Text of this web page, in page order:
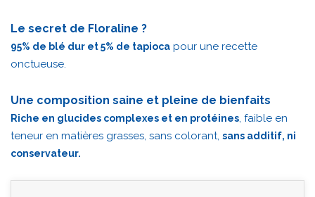
Le secret de Floraline ?
95% de blé dur et 5% de tapioca pour une recette
onctueuse.
Une composition saine et pleine de bienfaits
Riche en glucides complexes et en protéines, faible en
teneur en matières grasses, sans colorant, sans additif, ni
conservateur.